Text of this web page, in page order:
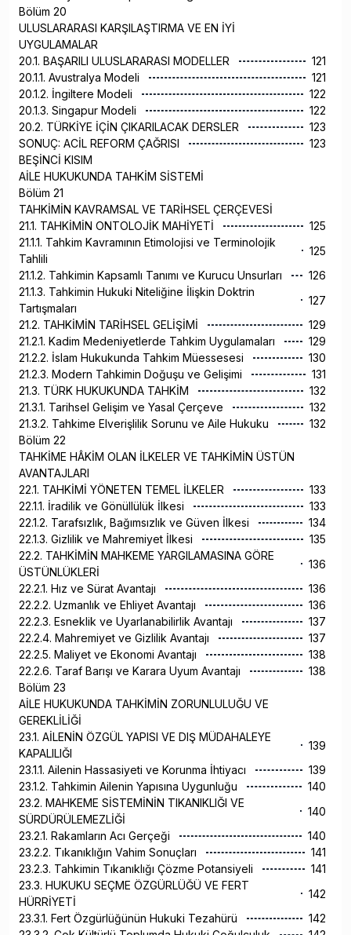
Bölüm 20
ULUSLARARASI KARŞILAŞTIRMA VE EN İYİ
UYGULAMALAR
20.1. BAŞARILI ULUSLARARASI MODELLER
121
20.1.1. Avustralya Modeli
121
20.1.2. İngiltere Modeli
122
20.1.3. Singapur Modeli
122
20.2. TÜRKİYE İÇİN ÇIKARILACAK DERSLER
123
SONUÇ: ACİL REFORM ÇAĞRISI
123
BEŞİNCİ KISIM
AİLE HUKUKUNDA TAHKİM SİSTEMİ
Bölüm 21
TAHKİMİN KAVRAMSAL VE TARİHSEL ÇERÇEVESİ
21.1. TAHKİMİN ONTOLOJİK MAHİYETİ
125
21.1.1. Tahkim Kavramının Etimolojisi ve Terminolojik
Tahlili
125
21.1.2. Tahkimin Kapsamlı Tanımı ve Kurucu Unsurları
126
21.1.3. Tahkimin Hukuki Niteliğine İlişkin Doktrin
Tartışmaları
127
21.2. TAHKİMİN TARİHSEL GELİŞİMİ
129
21.2.1. Kadim Medeniyetlerde Tahkim Uygulamaları
129
21.2.2. İslam Hukukunda Tahkim Müessesesi
130
21.2.3. Modern Tahkimin Doğuşu ve Gelişimi
131
21.3. TÜRK HUKUKUNDA TAHKİM
132
21.3.1. Tarihsel Gelişim ve Yasal Çerçeve
132
21.3.2. Tahkime Elverişlilik Sorunu ve Aile Hukuku
132
Bölüm 22
TAHKİME HÂKİM OLAN İLKELER VE TAHKİMİN ÜSTÜN
AVANTAJLARI
22.1. TAHKİMİ YÖNETEN TEMEL İLKELER
133
22.1.1. İradilik ve Gönüllülük İlkesi
133
22.1.2. Tarafsızlık, Bağımsızlık ve Güven İlkesi
134
22.1.3. Gizlilik ve Mahremiyet İlkesi
135
22.2. TAHKİMİN MAHKEME YARGILAMASINA GÖRE
ÜSTÜNLÜKLERİ
136
22.2.1. Hız ve Sürat Avantajı
136
22.2.2. Uzmanlık ve Ehliyet Avantajı
136
22.2.3. Esneklik ve Uyarlanabilirlik Avantajı
137
22.2.4. Mahremiyet ve Gizlilik Avantajı
137
22.2.5. Maliyet ve Ekonomi Avantajı
138
22.2.6. Taraf Barışı ve Karara Uyum Avantajı
138
Bölüm 23
AİLE HUKUKUNDA TAHKİMİN ZORUNLULUĞU VE
GEREKLİLİĞİ
23.1. AİLENİN ÖZGÜL YAPISI VE DIŞ MÜDAHALEYE
KAPALILIĞI
139
23.1.1. Ailenin Hassasiyeti ve Korunma İhtiyacı
139
23.1.2. Tahkimin Ailenin Yapısına Uygunluğu
140
23.2. MAHKEME SİSTEMİNİN TIKANIKLIĞI VE
SÜRDÜRÜLEMEZLİĞİ
140
23.2.1. Rakamların Acı Gerçeği
140
23.2.2. Tıkanıklığın Vahim Sonuçları
141
23.2.3. Tahkimin Tıkanıklığı Çözme Potansiyeli
141
23.3. HUKUKU SEÇME ÖZGÜRLÜĞÜ VE FERT
HÜRRİYETİ
142
23.3.1. Fert Özgürlüğünün Hukuki Tezahürü
142